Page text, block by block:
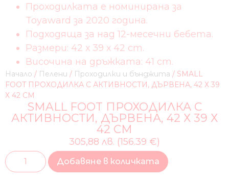
Начало / Пелени / Проходилки и бънджита / SMALL
FOOT ПРОХОДИЛКА С АКТИВНОСТИ, ДЪРВЕНА, 42 Х 39
Х 42 CM
SMALL FOOT ПРОХОДИЛКА С
АКТИВНОСТИ, ДЪРВЕНА, 42 Х 39 Х
42 CM
Проходилката е номинирана за
Toyaward за 2020 година.
Подходяща за над 12-месечни бебета.
Размери: 42 х 39 х 42 cm.
Височина на дръжката: 41 cm.
305,88 лв. (156.39 €)
Добавяне в количката